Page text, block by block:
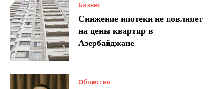
Бизнес
Снижение ипотеки не повлияет
на цены квартир в
Азербайджане
Общество